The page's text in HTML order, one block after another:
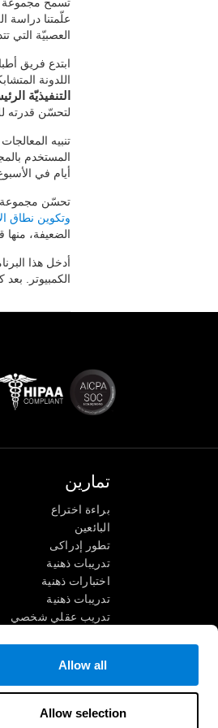
Allow all
Allow selection
علّمتنا دراسة
العصبيّة التي
ابتدع فريق
اللدونة
التنفيذيّة
لتحسّن قدرته
تنبيه
أيام في
تحسّن مجموعة
وتكوين نطاق
الضعيفة، منها
أدخل هذا
الكمبيوتر.
تمارين
براءة اختراع
البائعين
تطور إدراكى
تدريبات ذهنية
اختبارات ذهنية
تدريبات ذهنية
تدريب عقلي شخصي
فهم القراءة
الأطفال الموهوبون
معارك الدماغ